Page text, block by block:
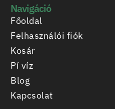
Navigáció
Főoldal
Felhasználói fiók
Kosár
Pí víz
Blog
Kapcsolat